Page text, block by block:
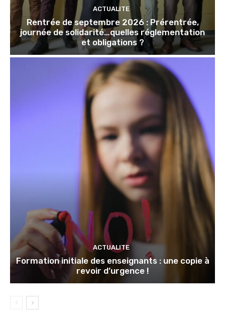
ACTUALITE
Rentrée de septembre 2026 : Prérentrée,
journée de solidarité…quelles réglementation
et obligations ?
ACTUALITE
Formation initiale des enseignants : une copie à
revoir d’urgence !